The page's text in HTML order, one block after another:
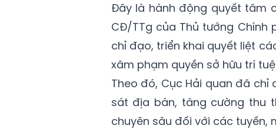
Đây là hành động quyết tâm
CĐ/TTg của Thủ tướng
chỉ đạo, triển khai quyết liệt
xâm phạm quyền sở hữu trí
Theo đó, Cục Hải quan đã
sát địa bàn, tăng cường thu
chuyên sâu đối với các tuyến,